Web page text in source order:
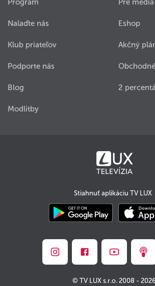
Program
Nalaďte nás
Klub priateľov
Podporte nás
Blog
Modlitby
Pre médiá
Eshop
Akčný
2 percentá
Stiahnuť aplikáciu TV LUX
© TV LUX s.r.o. 2008 - 2026